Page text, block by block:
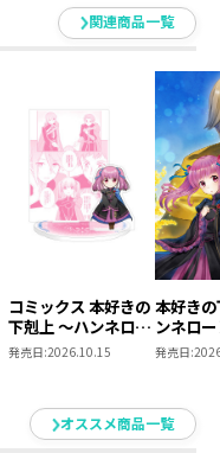
関連商品一覧
コミックス 本好きの
下剋上 ～ハンネロー
レの貴族院五年生～
アクリルスタンド
（1巻4話）
発売日:2026.10.15
本好き
ンネロ
五年生
発売日:
オススメ商品一覧